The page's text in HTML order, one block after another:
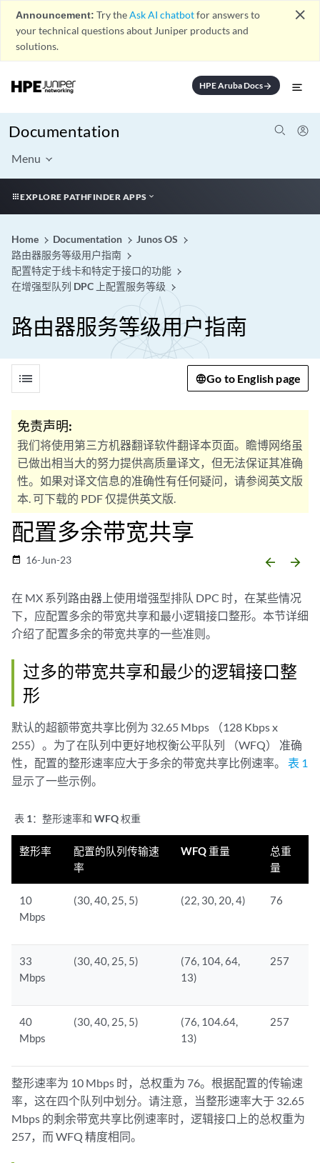
Announcement: Try theAsk AI chatbotfor answers to
your technical questions about Juniper products and
solutions.
close
HPE Aruba Docsarrow_forward
Documentation
Menu
EXPLORE PATHFINDER APPS
Home Documentation
Junos OS
路由器服务等级用户指南
配置特定于线卡和特定于接口的功能
在增强型队列 DPC 上配置服务等级
路由器服务等级用户指南
list Go to English page
免责声明:
我们将使用第三方机器翻译软件翻译本页面。瞻博网络虽
已做出相当大的努力提供高质量译文，但无法保证其准确
性。如果对译文信息的准确性有任何疑问，请参阅英文版
本. 可下载的 PDF 仅提供英文版.
配置多余带宽共享
date_range 16-Jun-23 arrow_backward arrow_forward
在 MX 系列路由器上使用增强型排队 DPC 时，在某些情况
下，应配置多余的带宽共享和最小逻辑接口整形。本节详细
介绍了配置多余的带宽共享的一些准则。
过多的带宽共享和最少的逻辑接口整
形
默认的超额带宽共享比例为 32.65 Mbps （128 Kbps x
255）。为了在队列中更好地权衡公平队列 （WFQ） 准确
性，配置的整形速率应大于多余的带宽共享比例速率。 表 1
显示了一些示例。
表 1： 整形速率和 WFQ 权重
整形率
配置的队列传输速
率
WFQ 重量
总重
量
10
Mbps
(30, 40, 25, 5) (22, 30, 20, 4) 76
33
Mbps
(30, 40, 25, 5)
(76, 104, 64,
13)
257
40
Mbps
(30, 40, 25, 5)
(76, 104.64,
13)
257
整形速率为 10 Mbps 时，总权重为 76。根据配置的传输速
率，这在四个队列中划分。请注意，当整形速率大于 32.65
Mbps 的剩余带宽共享比例速率时，逻辑接口上的总权重为
257，而 WFQ 精度相同。